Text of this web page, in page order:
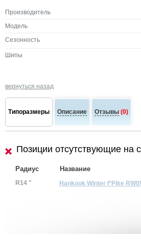
Производитель
Модель
Сезонность
Шипы
вернуться назад
Типоразмеры Описание Отзывы (0)
Позиции отсутствующие на
Радиус Название
R14 " Hankook Winter I*Pike